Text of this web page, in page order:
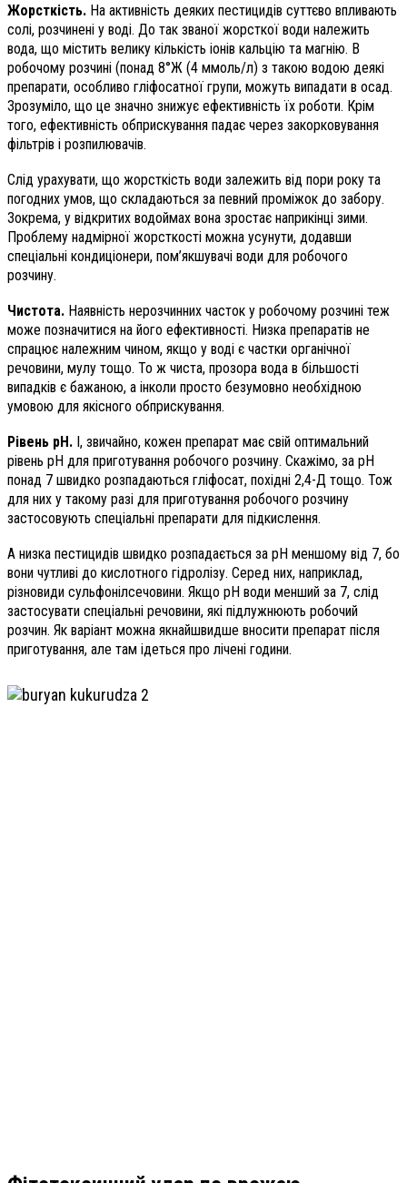
Жорсткість. На активність деяких пестицидів суттєво впливають
солі, розчинені у воді. До так званої жорсткої води належить
вода, що містить велику кількість іонів кальцію та магнію. В
робочому розчині (понад 8°Ж (4 ммоль/л) з такою водою деякі
препарати, особливо гліфосатної групи, можуть випадати в осад.
Зрозуміло, що це значно знижує ефективність їх роботи. Крім
того, ефективність обприскування падає через закорковування
фільтрів і розпилювачів.
Слід урахувати, що жорсткість води залежить від пори року та
погодних умов, що складаються за певний проміжок до забору.
Зокрема, у відкритих водоймах вона зростає наприкінці зими.
Проблему надмірної жорсткості можна усунути, додавши
спеціальні кондиціонери, пом’якшувачі води для робочого
розчину.
Чистота. Наявність нерозчинних часток у робочому розчині теж
може позначитися на його ефективності. Низка препаратів не
спрацює належним чином, якщо у воді є частки органічної
речовини, мулу тощо. То ж чиста, прозора вода в більшості
випадків є бажаною, а інколи просто безумовно необхідною
умовою для якісного обприскування.
Рівень рН. І, звичайно, кожен препарат має свій оптимальний
рівень рН для приготування робочого розчину. Скажімо, за рН
понад 7 швидко розпадаються гліфосат, похідні 2,4-Д тощо. Тож
для них у такому разі для приготування робочого розчину
застосовують спеціальні препарати для підкислення.
А низка пестицидів швидко розпадається за рН меншому від 7, бо
вони чутливі до кислотного гідролізу. Серед них, наприклад,
різновиди сульфонілсечовини. Якщо рН води менший за 7, слід
застосувати спеціальні речовини, які підлужнюють робочий
розчин. Як варіант можна якнайшвидше вносити препарат після
приготування, але там ідеться про лічені години.